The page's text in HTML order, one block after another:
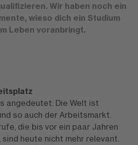
Wir haben noch ein
wieso dich ein Studium
Leben voranbringt.
angedeutet: Die Welt ist
so auch der Arbeitsmarkt.
die bis vor ein paar Jahren
heute nicht mehr relevant.